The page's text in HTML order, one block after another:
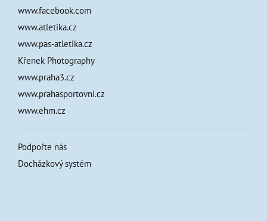
www.facebook.com
www.atletika.cz
www.pas-atletika.cz
Křenek Photography
www.praha3.cz
www.prahasportovni.cz
www.ehm.cz
Podpořte nás
Docházkový systém